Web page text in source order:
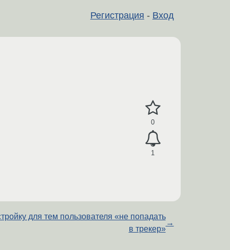
Регистрация - Вход
0
1
для тем пользователя «не попадать
в трекер»
→